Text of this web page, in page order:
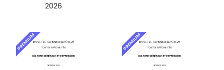
2026
PREMIUM PREMIUM